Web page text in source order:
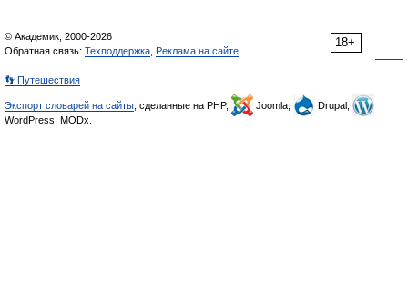
18+
© Академик, 2000-2026
Обратная связь: Техподдержка Реклама на сайте
👣 Путешествия
Экспорт словарей на сайты , сделанные на PHP, Joomla,
Drupal,
WordPress, MODx.